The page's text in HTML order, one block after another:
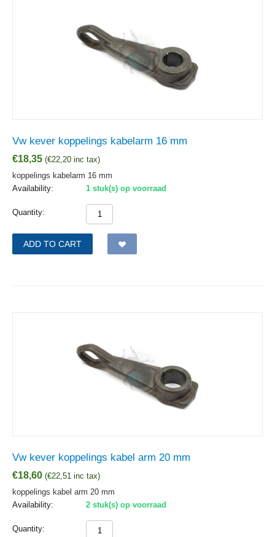
Vw kever koppelings kabelarm 16 mm
€18,35 (€22,20 inc tax)
koppelings kabelarm 16 mm
Availability:
1 stuk(s) op voorraad
Quantity:
ADD TO CART
Vw kever koppelings kabel arm 20 mm
€18,60 (€22,51 inc tax)
koppelings kabel arm 20 mm
Availability:
2 stuk(s) op voorraad
Quantity: